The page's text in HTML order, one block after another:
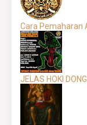
Cara Pemaharan
JELAS HOKI DONG